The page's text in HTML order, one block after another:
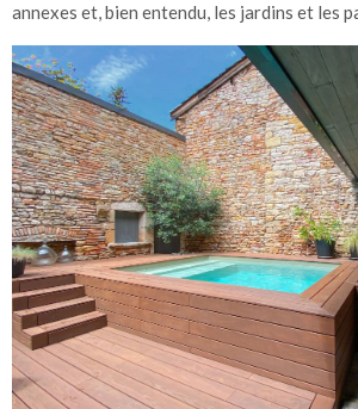
annexes et, bien entendu, les jardins et les